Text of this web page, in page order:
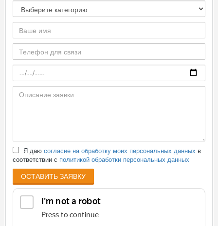
Я даю согласие на обработку моих персональных данных в
соответствии с политикой обработки персональных данных
ОСТАВИТЬ ЗАЯВКУ